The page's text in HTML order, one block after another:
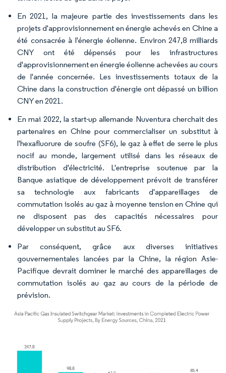
En 2021, la majeure partie des investissements dans les
projets d'approvisionnement en énergie achevés en Chine a
été consacrée à l'énergie éolienne. Environ 247,8 milliards
CNY ont été dépensés pour les infrastructures
d'approvisionnement en énergie éolienne achevées au cours
de l'année concernée. Les investissements totaux de la
Chine dans la construction d'énergie ont dépassé un billion
CNY en 2021.
En mai 2022, la start-up allemande Nuventura cherchait des
partenaires en Chine pour commercialiser un substitut à
l'hexafluorure de soufre (SF6), le gaz à effet de serre le plus
nocif au monde, largement utilisé dans les réseaux de
distribution d'électricité. L'entreprise soutenue par la
Banque asiatique de développement prévoit de transférer
sa technologie aux fabricants d'appareillages de
commutation isolés au gaz à moyenne tension en Chine qui
ne disposent pas des capacités nécessaires pour
développer un substitut au SF6.
Par conséquent, grâce aux diverses initiatives
gouvernementales lancées par la Chine, la région Asie-
Pacifique devrait dominer le marché des appareillages de
commutation isolés au gaz au cours de la période de
prévision.